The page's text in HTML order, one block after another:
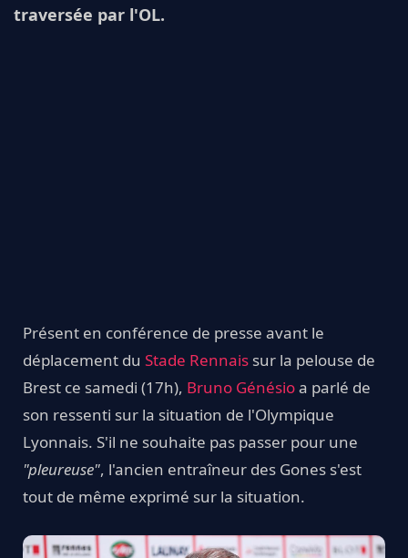
traversée par l'OL.
Présent en conférence de presse avant le
déplacement du Stade Rennais sur la pelouse de
Brest ce samedi (17h), Bruno Génésioa parlé de
son ressenti sur la situation de l'Olympique
Lyonnais. S'il ne souhaite pas passer pour une
"pleureuse", l'ancien entraîneur des Gones s'est
tout de même exprimé sur la situation.